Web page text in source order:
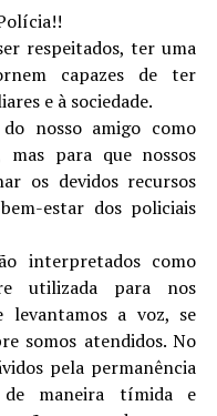
respeitados, ter uma
capazes de ter
e à sociedade.
nosso amigo como
para que nossos
os devidos recursos
estar dos policiais
interpretados como
utilizada para nos
levantamos a voz, se
somos atendidos. No
pela permanência
maneira tímida e